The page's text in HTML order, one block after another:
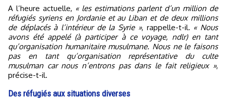
A l’heure actuelle, « les estimations parlent d’un million de
réfugiés syriens en Jordanie et au Liban et de deux millions
de déplacés à l’intérieur de la Syrie », rappelle-t-il. « Nous
avons été appelé (à participer à ce voyage, ndlr) en tant
qu’organisation humanitaire musulmane. Nous ne le faisons
pas en tant qu’organisation représentative du culte
musulman car nous n’entrons pas dans le fait religieux »,
précise-t-il.
Des réfugiés aux situations diverses